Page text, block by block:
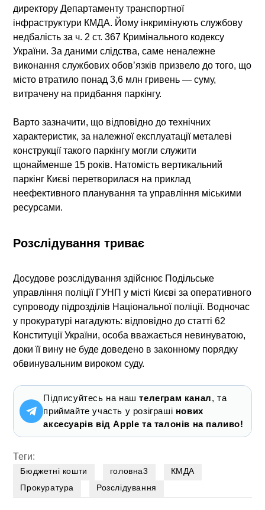
директору Департаменту транспортної
інфраструктури КМДА. Йому інкримінують службову
недбалість за ч. 2 ст. 367 Кримінального кодексу
України. За даними слідства, саме неналежне
виконання службових обов’язків призвело до того, що
місто втратило понад 3,6 млн гривень — суму,
витрачену на придбання паркінгу.
Варто зазначити, що відповідно до технічних
характеристик, за належної експлуатації металеві
конструкції такого паркінгу могли служити
щонайменше 15 років. Натомість вертикальний
паркінг Києві перетворилася на приклад
неефективного планування та управління міськими
ресурсами.
Розслідування триває
Досудове розслідування здійснює Подільське
управління поліції ГУНП у місті Києві за оперативного
супроводу підрозділів Національної поліції. Водночас
у прокуратурі нагадують: відповідно до статті 62
Конституції України, особа вважається невинуватою,
доки її вину не буде доведено в законному порядку
обвинувальним вироком суду.
Підписуйтесь на наштелеграм канал, та
приймайте участь у розіграші нових
аксесуарів від Apple та талонів на паливо!
Теги:
Бюджетні кошти головна3
КМДА
Прокуратура
Розслідування